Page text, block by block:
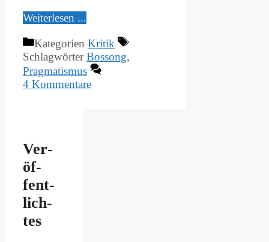
Wei­ter­le­sen ...
Kategorien Kritik
SchlagwörterBossong,
Pragmatismus
4 Kommentare
Ver­
öf­
fent­
lich­
tes